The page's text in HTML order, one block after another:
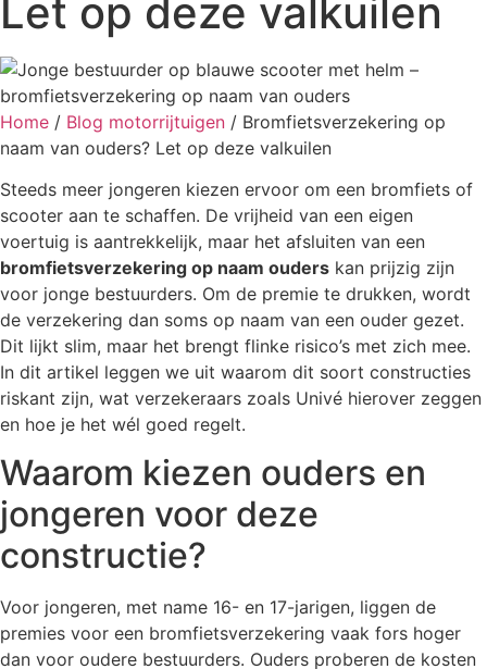
Let op deze valkuilen
Home / Blog motorrijtuigen / Bromfietsverzekering op
naam van ouders? Let op deze valkuilen
Steeds meer jongeren kiezen ervoor om een bromfiets of
scooter aan te schaffen. De vrijheid van een eigen
voertuig is aantrekkelijk, maar het afsluiten van een
bromfietsverzekering op naam ouders kan prijzig zijn
voor jonge bestuurders. Om de premie te drukken, wordt
de verzekering dan soms op naam van een ouder gezet.
Dit lijkt slim, maar het brengt flinke risico’s met zich mee.
In dit artikel leggen we uit waarom dit soort constructies
riskant zijn, wat verzekeraars zoals Univé hierover zeggen
en hoe je het wél goed regelt.
Waarom kiezen ouders en
jongeren voor deze
constructie?
Voor jongeren, met name 16- en 17-jarigen, liggen de
premies voor een bromfietsverzekering vaak fors hoger
dan voor oudere bestuurders. Ouders proberen de kosten